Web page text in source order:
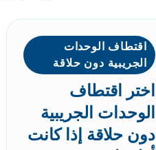
اقتطاف الوحدات
الجريبية دون حلاقة
اختر اقتطاف
الوحدات الجريبية
دون حلاقة إذا كانت